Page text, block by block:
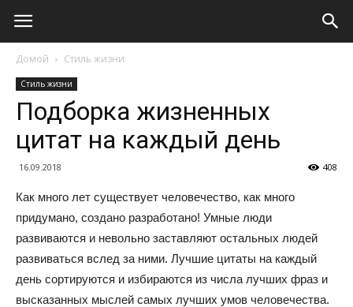
Домой Стиль жизни
Стиль жизни
Подборка жизненных
цитат на каждый день
16.09.2018 408
Как много лет существует человечество, как много
придумано, создано разработано! Умные люди
развиваются и невольно заставляют остальных людей
развиваться вслед за ними. Лучшие цитаты на каждый
день сортируются и избираются из числа лучших фраз и
высказанных мыслей самых лучших умов человечества.